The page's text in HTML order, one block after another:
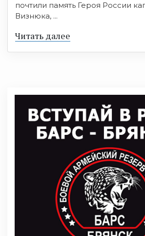
почтили память Героя России
Визнюка, ...
Читать далее